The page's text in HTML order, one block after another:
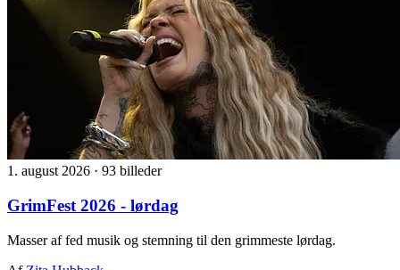
1. august 2026 · 93 billeder
GrimFest 2026 - lørdag
Masser af fed musik og stemning til den grimmeste lørdag.